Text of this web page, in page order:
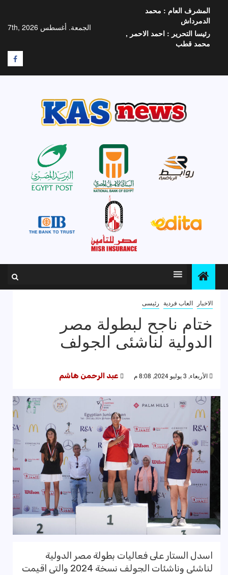
المحتوى
الجمعة. أغسطس 7th, 2026
المشرف العام : محمد
الدمرداش
رئيسا التحرير : احمد الاحمر ,
محمد قطب
F
الاخبار العاب فردية رئيسى
ختام ناجح لبطولة مصر
الدولية لناشئى الجولف
الأربعاء, 3 يوليو 2024, 8:08 م عبد الرحمن هاشم
اسدل الستار على فعاليات بطولة مصر الدولية
لناشئى وناشئات الجولف نسخة 2024 والتى اقيمت